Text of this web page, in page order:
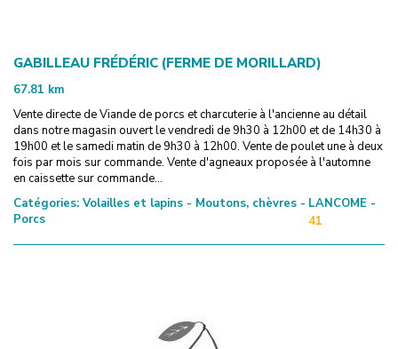
GABILLEAU FRÉDÉRIC (FERME DE MORILLARD)
67.81 km
Vente directe de Viande de porcs et charcuterie à l'ancienne au détail
dans notre magasin ouvert le vendredi de 9h30 à 12h00 et de 14h30 à
19h00 et le samedi matin de 9h30 à 12h00. Vente de poulet une à deux
fois par mois sur commande. Vente d'agneaux proposée à l'automne
en caissette sur commande...
Catégories: Volailles et lapins - Moutons, chèvres -
Porcs
LANCOME -
41